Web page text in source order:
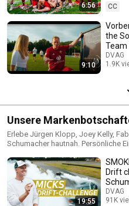
6:56
CC
9:10
the
Team
DVAG
1.9K
Unsere
Erlebe Jürgen Klopp, Joey Kelly,
Schumacher hautnah. Persönliche
Alltag & Karriere 🔥 Exklusive
reinklicken und inspirieren lassen.
19:55
Drift
Co. 💨
DVAG
91K